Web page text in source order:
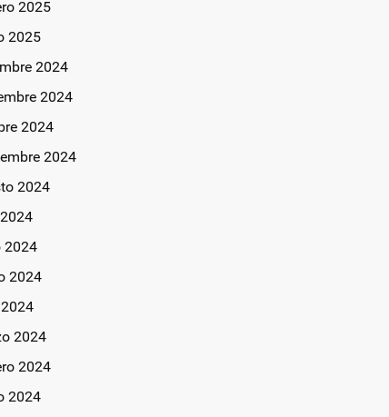
2025
2025
2024
2024
2024
2024
2024
2024
2024
2024
2024
2024